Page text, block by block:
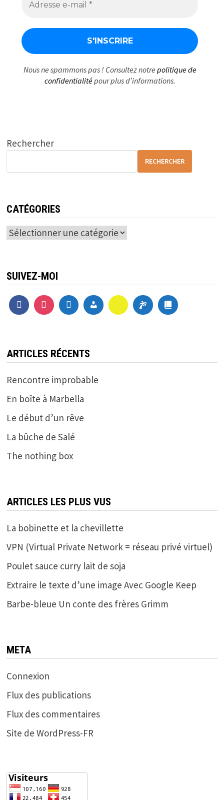
Nous ne spammons pas ! Consultez notre politique de
confidentialitépour plus d’informations.
Rechercher
RECHERCHER
CATÉGORIES
Catégories
SUIVEZ-MOI
ARTICLES RÉCENTS
Rencontre improbable
En boîte à Marbella
Le début d’un rêve
La bûche de Salé
The nothing box
ARTICLES LES PLUS VUS
La bobinette et la chevillette
VPN (Virtual Private Network = réseau privé virtuel)
Poulet sauce curry lait de soja
Extraire le texte d’une image Avec Google Keep
Barbe-bleue Un conte des frères Grimm
META
Connexion
Flux des publications
Flux des commentaires
Site de WordPress-FR